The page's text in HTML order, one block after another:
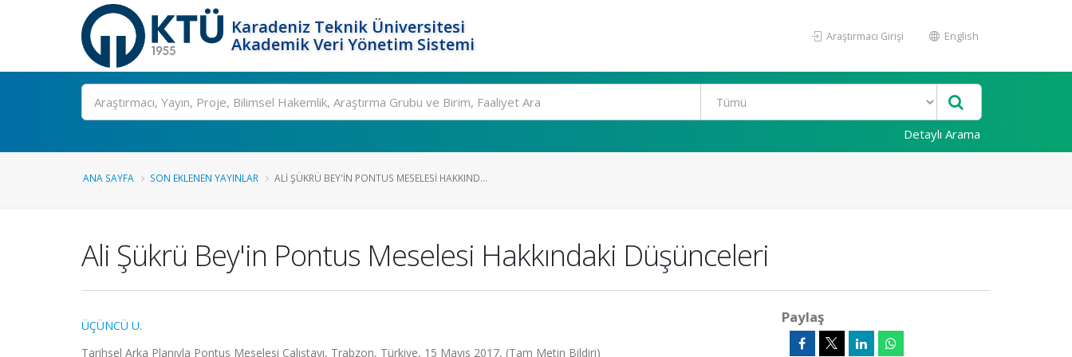
Karadeniz Teknik Üniversitesi
Akademik Veri Yönetim Sistemi
Araştırmacı Girişi English
Ara
Detaylı Arama
ANA SAYFA SON EKLENEN YAYINLAR ALI ŞÜKRÜ BEY'IN PONTUS MESELESI HAKKIND...
Ali Şükrü Bey'in Pontus Meselesi Hakkındaki Düşünceleri
ÜÇÜNCÜ U.
Tarihsel Arka Planıyla Pontus Meselesi Çalıştayı, Trabzon, Türkiye, 15 Mayıs 2017, (Tam Metin Bildiri)
Paylaş